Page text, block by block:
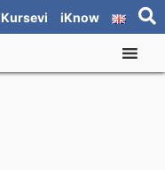
iKnow